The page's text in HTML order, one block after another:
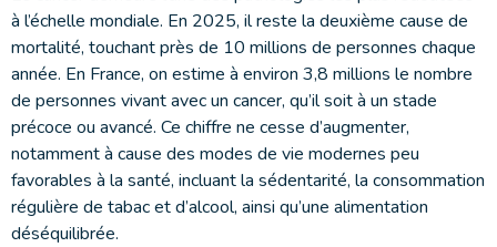
à l’échelle mondiale. En 2025, il reste la deuxième cause de
mortalité, touchant près de 10 millions de personnes chaque
année. En France, on estime à environ 3,8 millions le nombre
de personnes vivant avec un cancer, qu’il soit à un stade
précoce ou avancé. Ce chiffre ne cesse d’augmenter,
notamment à cause des modes de vie modernes peu
favorables à la santé, incluant la sédentarité, la consommation
régulière de tabac et d’alcool, ainsi qu’une alimentation
déséquilibrée.